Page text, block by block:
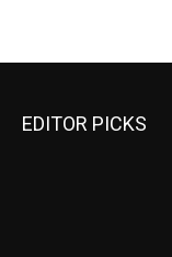
EDITOR PICKS